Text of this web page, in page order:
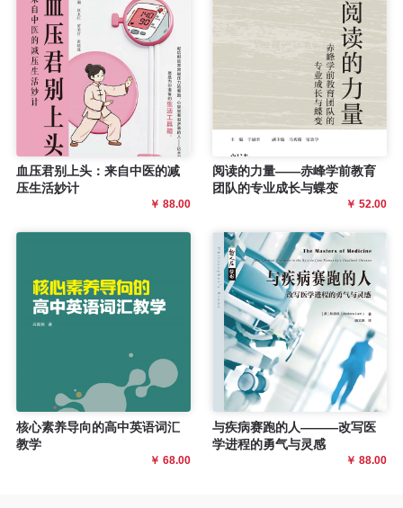
血压君别上头：来自中医的减
压生活妙计
￥ 88.00
阅读的力量——赤峰学前教育
团队的专业成长与蝶变
￥ 52.00
核心素养导向的高中英语词汇
教学
￥ 68.00
与疾病赛跑的人———改写医
学进程的勇气与灵感
￥ 88.00